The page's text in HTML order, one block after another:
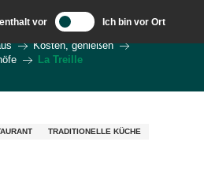
vor Ich bin vor Ort
Kosten, genießen
La Treille
TRADITIONELLE KÜCHE